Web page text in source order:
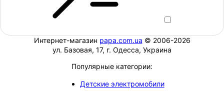
Интернет-магазин papa.com.ua © 2006-2026
ул. Базовая, 17, г. Одесса, Украина
Популярные категории:
Детские электромобили